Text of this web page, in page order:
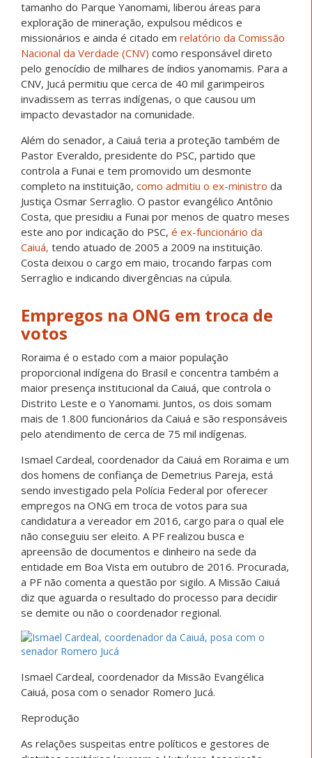
tamanho do Parque Yanomami, liberou áreas para
exploração de mineração, expulsou médicos e
missionários e ainda é citado em relatório da Comissão
Nacional da Verdade (CNV) como responsável direto
pelo genocídio de milhares de índios yanomamis. Para a
CNV, Jucá permitiu que cerca de 40 mil garimpeiros
invadissem as terras indígenas, o que causou um
impacto devastador na comunidade.
Além do senador, a Caiuá teria a proteção também de
Pastor Everaldo, presidente do PSC, partido que
controla a Funai e tem promovido um desmonte
completo na instituição, como admitiu o ex-ministro da
Justiça Osmar Serraglio. O pastor evangélico Antônio
Costa, que presidiu a Funai por menos de quatro meses
este ano por indicação do PSC, é ex-funcionário da
Caiuá, tendo atuado de 2005 a 2009 na instituição.
Costa deixou o cargo em maio, trocando farpas com
Serraglio e indicando divergências na cúpula.
Empregos na ONG em troca de
votos
Roraima é o estado com a maior população
proporcional indígena do Brasil e concentra também a
maior presença institucional da Caiuá, que controla o
Distrito Leste e o Yanomami. Juntos, os dois somam
mais de 1.800 funcionários da Caiuá e são responsáveis
pelo atendimento de cerca de 75 mil indígenas.
Ismael Cardeal, coordenador da Caiuá em Roraima e um
dos homens de confiança de Demetrius Pareja, está
sendo investigado pela Polícia Federal por oferecer
empregos na ONG em troca de votos para sua
candidatura a vereador em 2016, cargo para o qual ele
não conseguiu ser eleito. A PF realizou busca e
apreensão de documentos e dinheiro na sede da
entidade em Boa Vista em outubro de 2016. Procurada,
a PF não comenta a questão por sigilo. A Missão Caiuá
diz que aguarda o resultado do processo para decidir
se demite ou não o coordenador regional.
Ismael Cardeal, coordenador da Missão Evangélica
Caiuá, posa com o senador Romero Jucá.
Reprodução
As relações suspeitas entre políticos e gestores de